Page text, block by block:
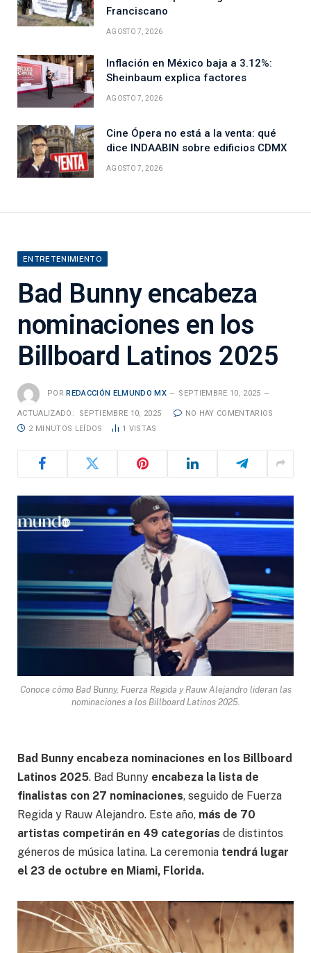
Franciscano
AGOSTO 7, 2026
Inflación en México baja a 3.12%:
Sheinbaum explica factores
AGOSTO 7, 2026
Cine Ópera no está a la venta: qué
dice INDAABIN sobre edificios CDMX
AGOSTO 7, 2026
ENTRETENIMIENTO
Bad Bunny encabeza
nominaciones en los
Billboard Latinos 2025
POR REDACCIÓN ELMUNDO MX SEPTIEMBRE 10, 2025
ACTUALIZADO: SEPTIEMBRE 10, 2025
NO HAY COMENTARIOS
2 MINUTOS LEÍDOS
1 VISTAS
Conoce cómo Bad Bunny, Fuerza Regida y Rauw Alejandro lideran las
nominaciones a los Billboard Latinos 2025.
Bad Bunny encabeza nominaciones en los Billboard
Latinos 2025. Bad Bunny encabeza la lista de
finalistas con 27 nominaciones, seguido de Fuerza
Regida y Rauw Alejandro. Este año, más de 70
artistas competirán en 49 categorías de distintos
géneros de música latina. La ceremonia tendrá lugar
el 23 de octubre en Miami, Florida.